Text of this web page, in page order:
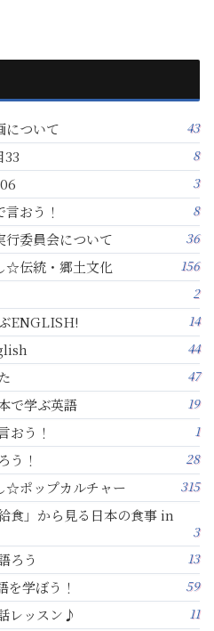
ついて 43
33 8
3
おう！ 8
委員会について 36
☆伝統・郷土文化 156
2
ENGLISH! 14
44
47
で学ぶ英語 19
おう！ 1
う！ 28
☆ポップカルチャー 315
食」から見る日本の食事 in
3
ろう 13
を学ぼう！ 59
レッスン♪ 11